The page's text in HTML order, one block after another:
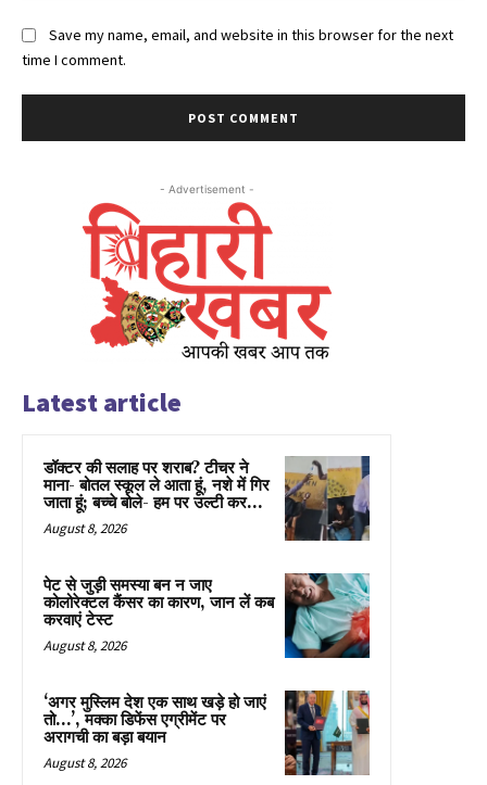
Save my name, email, and website in this browser for the next
time I comment.
- Advertisement -
Latest article
डॉक्टर की सलाह पर शराब? टीचर ने
माना- बोतल स्कूल ले आता हूं, नशे में गिर
जाता हूं; बच्चे बोले- हम पर उल्टी कर...
August 8, 2026
पेट से जुड़ी समस्या बन न जाए
कोलोरेक्टल कैंसर का कारण, जान लें कब
करवाएं टेस्ट
August 8, 2026
‘अगर मुस्लिम देश एक साथ खड़े हो जाएं
तो…’, मक्का डिफेंस एग्रीमेंट पर
अरागची का बड़ा बयान
August 8, 2026